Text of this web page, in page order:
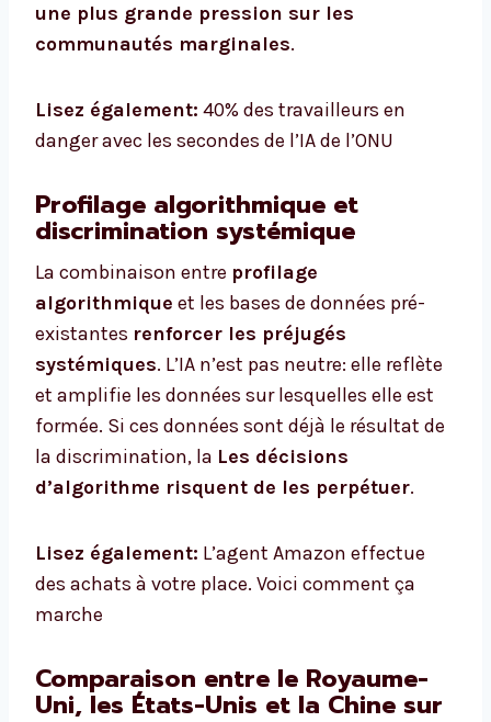
une plus grande pression sur les
communautés marginales.
Lisez également: 40% des travailleurs en
danger avec les secondes de l’IA de l’ONU
Profilage algorithmique et
discrimination systémique
La combinaison entre profilage
algorithmique et les bases de données pré-
existantes renforcer les préjugés
systémiques. L’IA n’est pas neutre: elle reflète
et amplifie les données sur lesquelles elle est
formée. Si ces données sont déjà le résultat de
la discrimination, la Les décisions
d’algorithme risquent de les perpétuer.
Lisez également: L’agent Amazon effectue
des achats à votre place. Voici comment ça
marche
Comparaison entre le Royaume-
Uni, les États-Unis et la Chine sur